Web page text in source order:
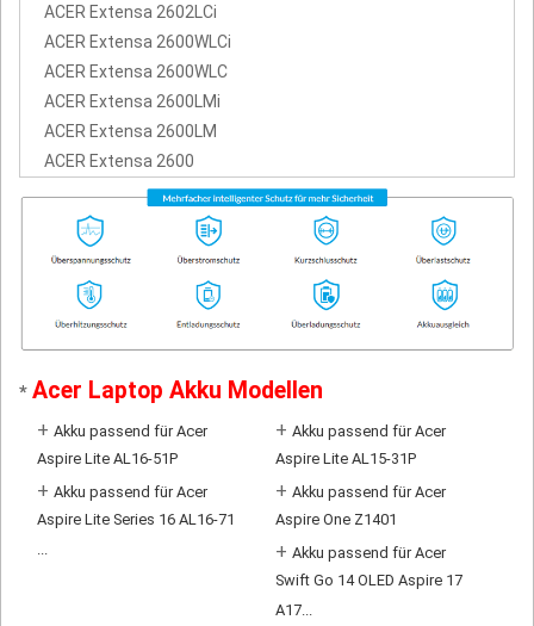
ACER Extensa 2602LCi
ACER Extensa 2600WLCi
ACER Extensa 2600WLC
ACER Extensa 2600LMi
ACER Extensa 2600LM
ACER Extensa 2600
* Acer Laptop Akku Modellen
+ Akku passend für Acer
Aspire Lite AL16-51P
+ Akku passend für Acer
Aspire Lite AL15-31P
+ Akku passend für Acer
Aspire Lite Series 16 AL16-71
...
+ Akku passend für Acer
Aspire One Z1401
+ Akku passend für Acer
Swift Go 14 OLED Aspire 17
A17...